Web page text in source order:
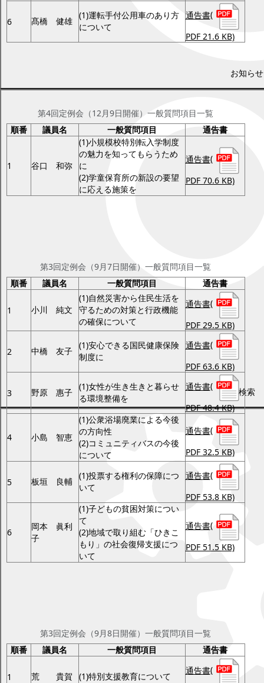
お知らせ
検索
6 髙橋 健雄
(1)運転手付公用車のあり方
について
通告書(
PDF 21.6 KB)
平成28年第4回定例会一般質問項目（平
成28年12月9日開催）
第4回定例会（12月9日開催）一般質問項目一覧
順番
議員名 一般質問項目 通告書
1 谷口 和弥
(1)小規模校特別転入学制度
の魅力を知ってもらうため
に
(2)学童保育所の新設の要望
に応える施策を
通告書(
PDF 70.6 KB)
第3回定例会（9月7日開催）一般質問項目一覧
順番
議員名 一般質問項目 通告書
1 小川 純文
(1)自然災害から住民生活を
守るための対策と行政機能
の確保について
通告書(
PDF 29.5 KB)
2 中橋 友子
(1)安心できる国民健康保険
制度に
通告書(
PDF 63.6 KB)
3 野原 惠子
(1)女性が生き生きと暮らせ
る環境整備を
通告書(
PDF 48.4 KB)
4 小島 智恵
(1)公衆浴場廃業による今後
の方向性
(2)コミュニティバスの今後
について
通告書(
PDF 32.5 KB)
5 板垣 良輔
(1)投票する権利の保障につ
いて
通告書(
PDF 53.8 KB)
6
岡本 眞利
子
(1)子どもの貧困対策につい
て
(2)地域で取り組む「ひきこ
もり」の社会復帰支援につ
いて
通告書(
PDF 51.5 KB)
第3回定例会（9月8日開催）一般質問項目一覧
順番
議員名 一般質問項目 通告書
1 荒 貴賀 (1)特別支援教育について
通告書(